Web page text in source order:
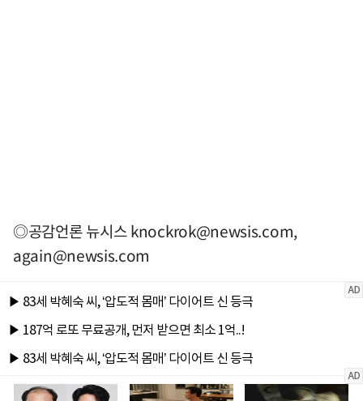
◎공감언론 뉴시스knockrok@newsis.com,
again@newsis.com